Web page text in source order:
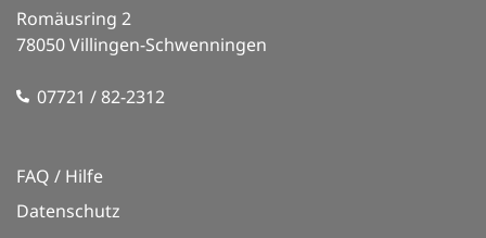
Romäusring 2
78050 Villingen-Schwenningen
07721 / 82-2312
FAQ / Hilfe
Datenschutz